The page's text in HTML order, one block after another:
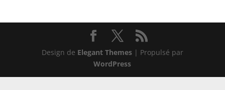
Design de Elegant Themes| Propulsé par
WordPress